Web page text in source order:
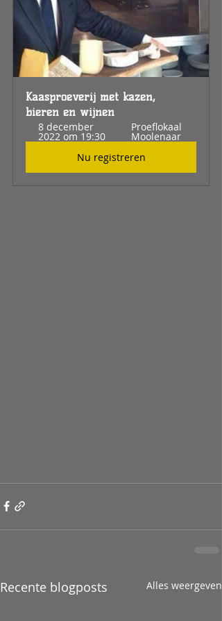
Kaasproeverij met kazen,
bieren en wijnen
8 december
2022 om 19:30
Proeflokaal
Moolenaar
Nu registreren
Recente blogposts Alles weergeven